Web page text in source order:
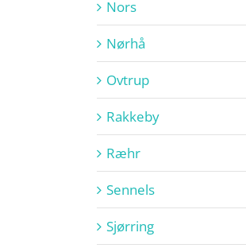
Nors
Nørhå
Ovtrup
Rakkeby
Ræhr
Sennels
Sjørring